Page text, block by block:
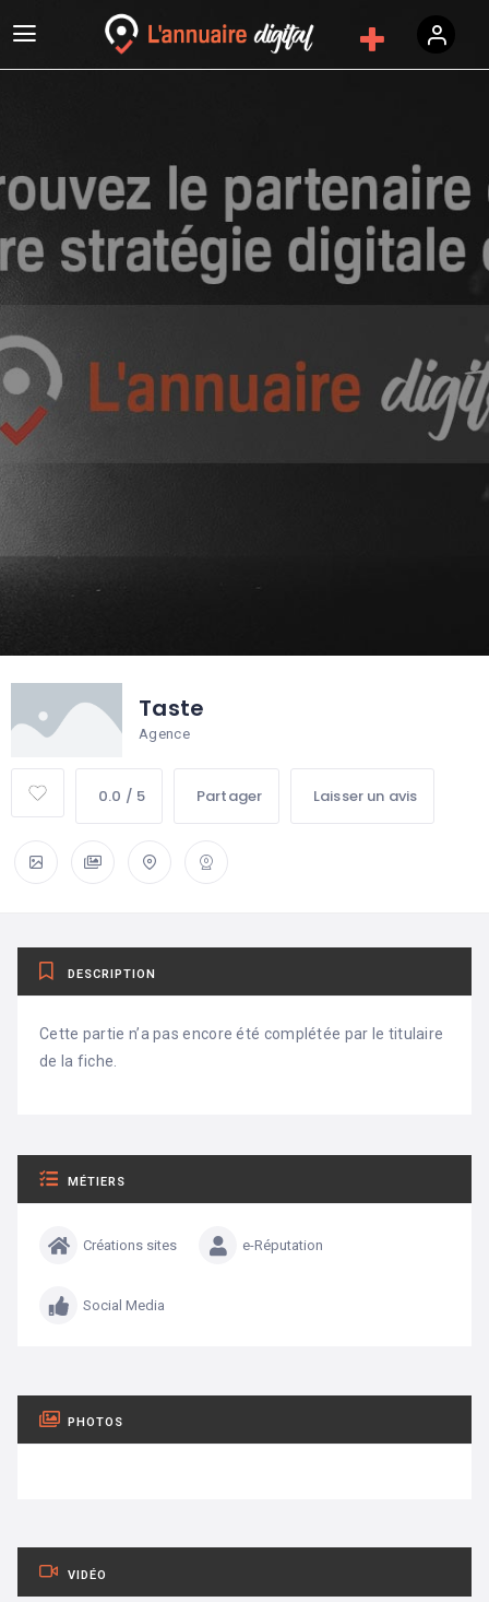
Taste
Agence
0.0 / 5 Partager Laisser un avis
DESCRIPTION
Cette partie n’a pas encore été complétée par le titulaire
de la fiche.
MÉTIERS
Créations sites e-Réputation
Social Media
PHOTOS
VIDÉO